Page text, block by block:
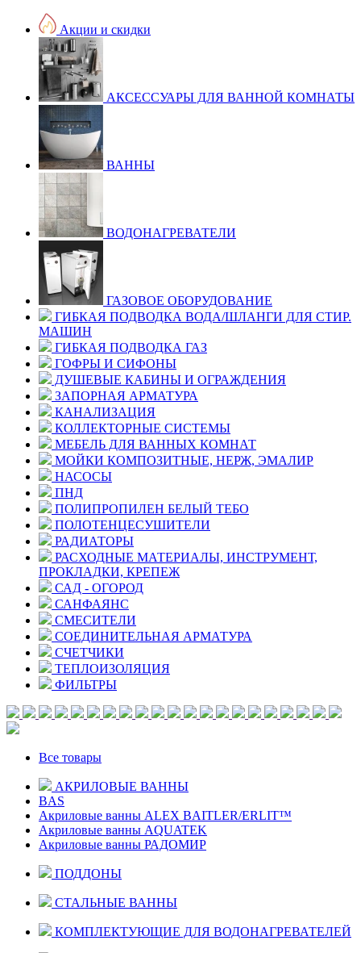
Акции и скидки
АКСЕССУАРЫ ДЛЯ ВАННОЙ КОМНАТЫ
ВАННЫ
ВОДОНАГРЕВАТЕЛИ
ГАЗОВОЕ ОБОРУДОВАНИЕ
ГИБКАЯ ПОДВОДКА ВОДА/ШЛАНГИ ДЛЯ СТИР.
МАШИН
ГИБКАЯ ПОДВОДКА ГАЗ
ГОФРЫ И СИФОНЫ
ДУШЕВЫЕ КАБИНЫ И ОГРАЖДЕНИЯ
ЗАПОРНАЯ АРМАТУРА
КАНАЛИЗАЦИЯ
КОЛЛЕКТОРНЫЕ СИСТЕМЫ
МЕБЕЛЬ ДЛЯ ВАННЫХ КОМНАТ
МОЙКИ КОМПОЗИТНЫЕ, НЕРЖ, ЭМАЛИР
НАСОСЫ
ПНД
ПОЛИПРОПИЛЕН БЕЛЫЙ ТЕБО
ПОЛОТЕНЦЕСУШИТЕЛИ
РАДИАТОРЫ
РАСХОДНЫЕ МАТЕРИАЛЫ, ИНСТРУМЕНТ,
ПРОКЛАДКИ, КРЕПЕЖ
САД - ОГОРОД
САНФАЯНС
СМЕСИТЕЛИ
СОЕДИНИТЕЛЬНАЯ АРМАТУРА
СЧЕТЧИКИ
ТЕПЛОИЗОЛЯЦИЯ
ФИЛЬТРЫ
Все товары
АКРИЛОВЫЕ ВАННЫ
BAS
Акриловые ванны ALEX BAITLER/ERLIT™
Акриловые ванны AQUATEK
Акриловые ванны РАДОМИР
ПОДДОНЫ
СТАЛЬНЫЕ ВАННЫ
КОМПЛЕКТУЮЩИЕ ДЛЯ ВОДОНАГРЕВАТЕЛЕЙ